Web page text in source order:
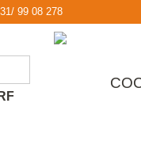
99 08 278